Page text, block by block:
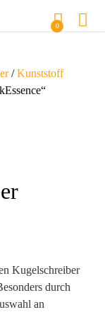
0
/Kunststoff
Kugelschreiber
durch
an